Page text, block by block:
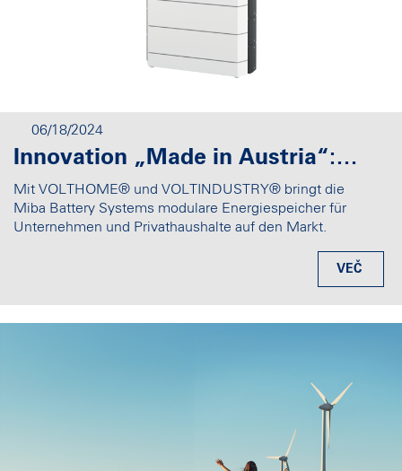
06/18/2024
Innovation „Made in Austria“: Energiespeicher der Miba Battery Systems setzen neue Maßstäbe bei Energiedichte, Flexibilität und Sicherheit
Mit VOLTHOME® und VOLTINDUSTRY® bringt die
Miba Battery Systems modulare Energiespeicher für
Unternehmen und Privathaushalte auf den Markt.
VEČ